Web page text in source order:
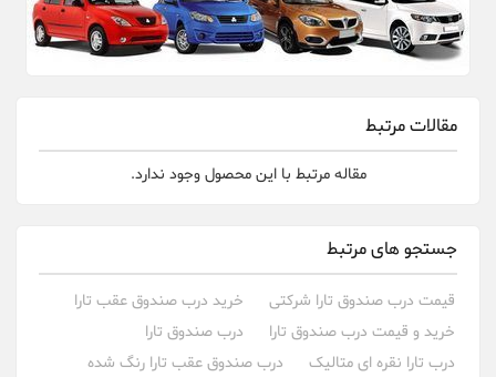
مقالات مرتبط
مقاله مرتبط با این محصول وجود ندارد.
جستجو های مرتبط
قیمت درب صندوق تارا شرکتی
خرید درب صندوق عقب تارا
خرید و قیمت درب صندوق تارا
درب صندوق تارا
درب تارا نقره ای متالیک
درب صندوق عقب تارا رنگ شده